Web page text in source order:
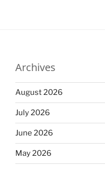
Archives
August 2026
July 2026
June 2026
May 2026